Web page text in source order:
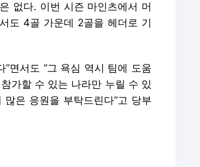
없다. 이번 시즌 마인츠에서 머
도 4골 가운데 2골을 헤더로 기
면서도 “그 욕심 역시 팀에 도움
가할 수 있는 나라만 누릴 수 있
은 응원을 부탁드린다”고 당부